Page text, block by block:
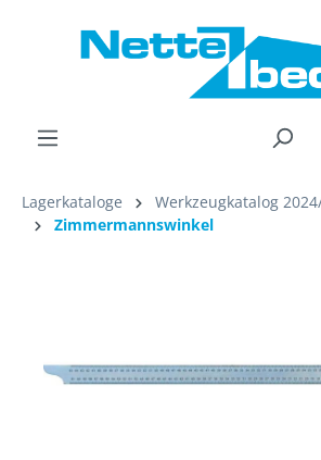
Lagerkataloge Werkzeugkatalog
Zimmermannswinkel